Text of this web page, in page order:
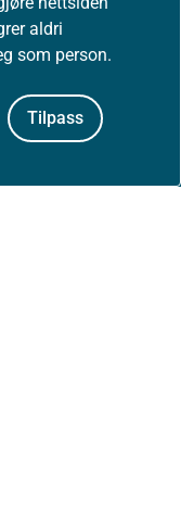
aldri
som person.
Tilpass